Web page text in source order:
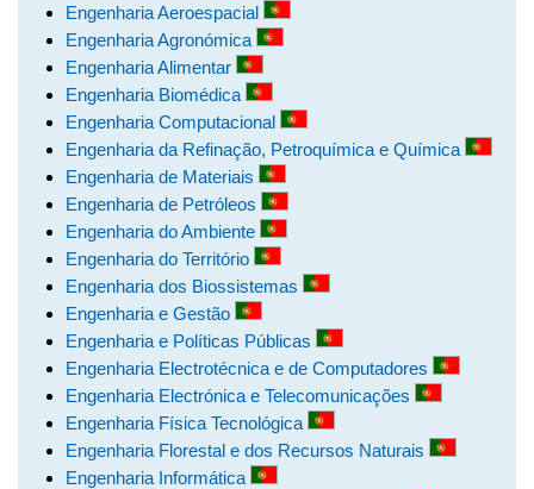
Engenharia Aeroespacial
Engenharia Agronómica
Engenharia Alimentar
Engenharia Biomédica
Engenharia Computacional
Engenharia da Refinação, Petroquímica e Química
Engenharia de Materiais
Engenharia de Petróleos
Engenharia do Ambiente
Engenharia do Território
Engenharia dos Biossistemas
Engenharia e Gestão
Engenharia e Políticas Públicas
Engenharia Electrotécnica e de Computadores
Engenharia Electrónica e Telecomunicações
Engenharia Física Tecnológica
Engenharia Florestal e dos Recursos Naturais
Engenharia Informática